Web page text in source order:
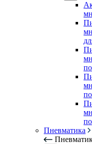
Пневматика